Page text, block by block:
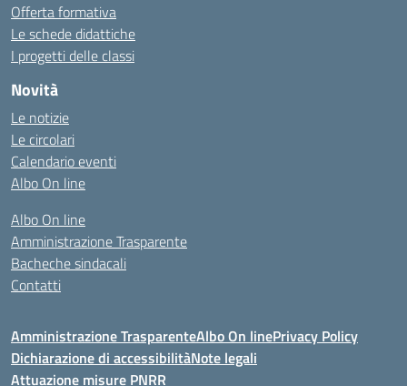
Offerta formativa
Le schede didattiche
I progetti delle classi
Novità
Le notizie
Le circolari
Calendario eventi
Albo On line
Albo On line
Amministrazione Trasparente
Bacheche sindacali
Contatti
Amministrazione TrasparenteAlbo On linePrivacy Policy
Dichiarazione di accessibilitàNote legali
Attuazione misure PNRR